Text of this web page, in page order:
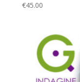
€45.00